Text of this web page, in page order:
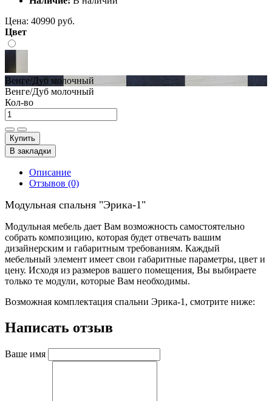
Цена: 40990 руб.
Цвет
Венге/Дуб молочный
Венге/Дуб молочный
Кол-во
Купить
В закладки
Описание
Отзывов (0)
Модульная спальня "Эрика-1"
Модульная мебель дает Вам возможность самостоятельно
собрать композицию, которая будет отвечать вашим
дизайнерским и габаритным требованиям. Каждый
мебельный элемент имеет свои габаритные параметры, цвет и
цену. Исходя из размеров вашего помещения, Вы выбираете
только те модули, которые Вам необходимы.
Возможная комплектация спальни Эрика-1, смотрите ниже:
Написать отзыв
Ваше имя